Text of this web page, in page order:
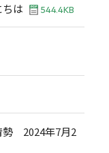
は 544.4KB
勢 2024年7月2